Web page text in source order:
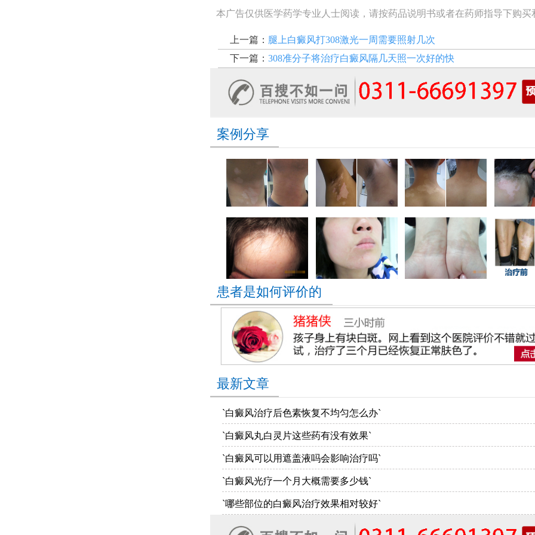
本广告仅供医学药学专业人士阅读，请按药品说明书或者在药师指导下购买
上一篇： 腿上白癜风打308激光一周需要照射几次
下一篇： 308准分子将治疗白癜风隔几天照一次好的快
案例分享
患者是如何评价的
最新文章
`白癜风治疗后色素恢复不均匀怎么办`
`白癜风丸白灵片这些药有没有效果`
`白癜风可以用遮盖液吗会影响治疗吗`
`白癜风光疗一个月大概需要多少钱`
`哪些部位的白癜风治疗效果相对较好`